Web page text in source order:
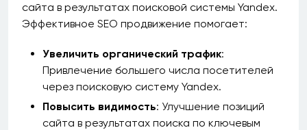
сайта в результатах поисковой системы Yandex.
Эффективное SEO продвижение помогает:
Увеличить органический трафик:
Привлечение большего числа посетителей
через поисковую систему Yandex.
Повысить видимость: Улучшение позиций
сайта в результатах поиска по ключевым